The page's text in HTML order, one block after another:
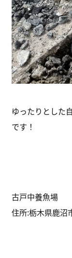
ゆったりとした
です！
古戸中養魚場
住所:栃木県鹿沼